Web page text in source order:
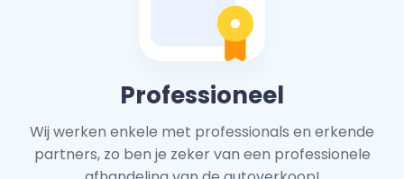
Professioneel
Wij werken enkele met professionals en erkende
partners, zo ben je zeker van een professionele